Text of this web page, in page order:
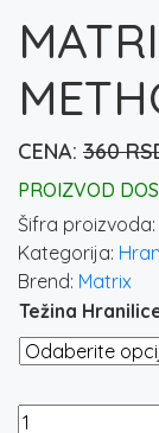
360
PROIZVOD
Šifra proizvoda:
Kategorija:
Brend: Matrix
Težina
MATRIX